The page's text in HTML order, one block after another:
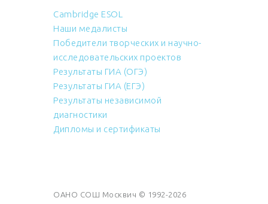
Cambridge ESOL
Наши медалисты
Победители творческих и научно-
исследовательских проектов
Результаты ГИА (ОГЭ)
Результаты ГИА (ЕГЭ)
Результаты независимой
диагностики
Дипломы и сертификаты
ОАНО СОШ Москвич © 1992-2026